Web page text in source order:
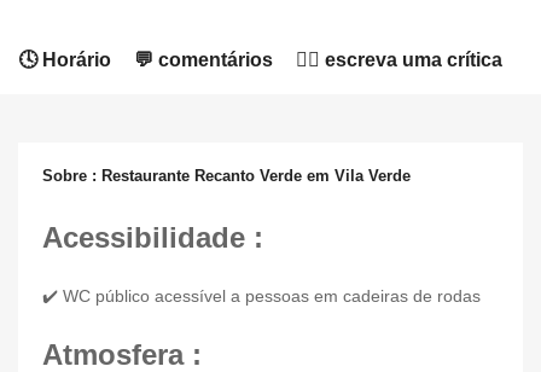
🕓 Horário 💬 comentários ✍🏻 escreva uma crítica
Sobre : Restaurante Recanto Verde em Vila Verde
Acessibilidade :
✔️ WC público acessível a pessoas em cadeiras de rodas
Atmosfera :